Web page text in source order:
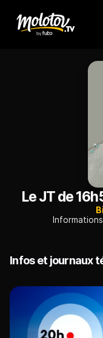
Le JT de
Informations
Infos et journaux